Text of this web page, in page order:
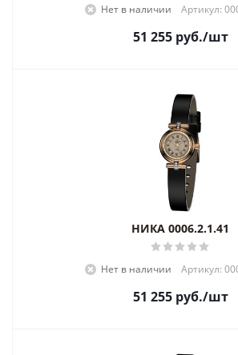
Нет в наличии Артикул:
51 255руб./шт
НИКА 0006.2.1.41
Нет в наличии Артикул:
51 255руб./шт